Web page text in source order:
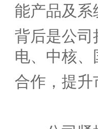
能产品及系
背后是公司
电、中核
合作，提